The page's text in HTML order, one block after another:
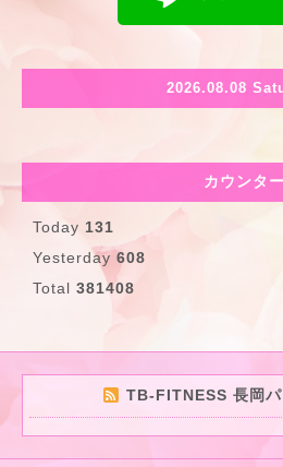
2026.08.08
カウンター
Today 131
Yesterday 608
Total 381408
TB-FITNESS 長岡パ